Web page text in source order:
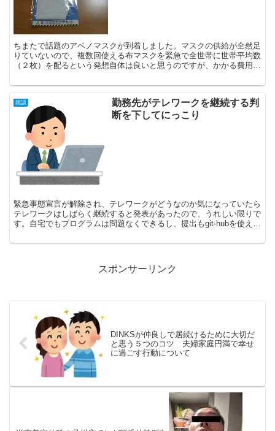
ちまたで話題のアベノマスクが到着しました。マスクの供給が全然足
りていないので、複数回使える布マスクを緊急で全世帯に世帯平均数
（２枚）を配るという発想自体は良いと思うのですが、かかる費用と
雑談
勤務先がテレワークを継続する判
断を下してにっこり
緊急事態宣言が解除され、テレワークがどうなのか気になっていたら
テレワークはしばらく継続すると発表があったので、うれしい限りで
す。自宅でもプログラムは問題なくできるし、提出もgit-hubを使えば
スポンサーリンク
DINKSが仲良しで居続けるために大切だ
と思う５つのコツ 夫婦家庭円満で幸せ
に過ごす行動について